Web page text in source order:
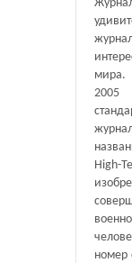
мира.
2005
High-
номер